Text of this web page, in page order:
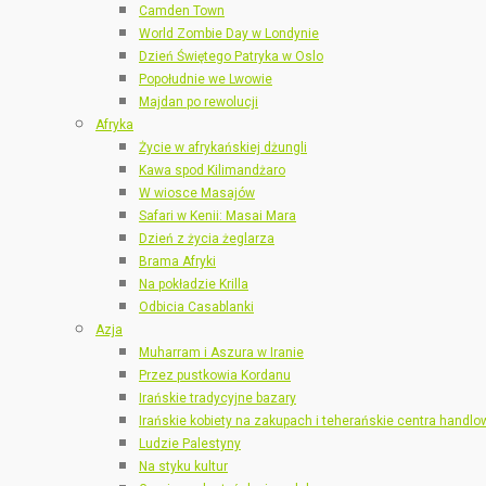
Camden Town
World Zombie Day w Londynie
Dzień Świętego Patryka w Oslo
Popołudnie we Lwowie
Majdan po rewolucji
Afryka
Życie w afrykańskiej dżungli
Kawa spod Kilimandżaro
W wiosce Masajów
Safari w Kenii: Masai Mara
Dzień z życia żeglarza
Brama Afryki
Na pokładzie Krilla
Odbicia Casablanki
Azja
Muharram i Aszura w Iranie
Przez pustkowia Kordanu
Irańskie tradycyjne bazary
Irańskie kobiety na zakupach i teherańskie centra
Ludzie Palestyny
Na styku kultur